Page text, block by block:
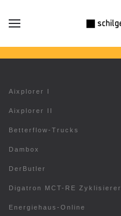
Aixplorer I
Aixplorer II
Betterflow-Trucks
Dambox
DerButler
Digatron MCT-RE Zyklisierer
Energiehaus-Online